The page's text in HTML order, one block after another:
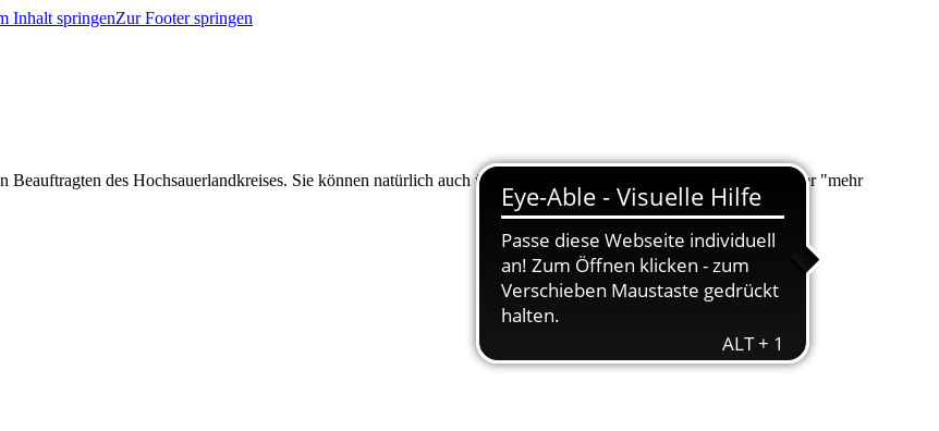
Inhalt springenZur Footer springen
des Hochsauerlandkreises. Sie können natürlich auch über "Suche" nach Ihrem Anliegen suchen. Unter "mehr